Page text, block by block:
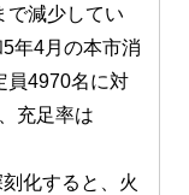
で減少してい
年4月の本市消
員4970名に対
充足率は
化すると、火